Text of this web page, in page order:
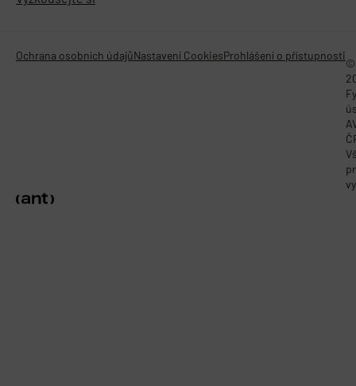
©
Ochrana osobních údajůNastavení CookiesProhlášení o přístupnosti